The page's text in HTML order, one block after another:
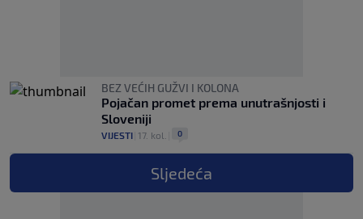
BEZ VEĆIH GUŽVI I KOLONA
Pojačan promet prema unutrašnjosti i
Sloveniji
VIJESTI 17. kol. 0
Sljedeća